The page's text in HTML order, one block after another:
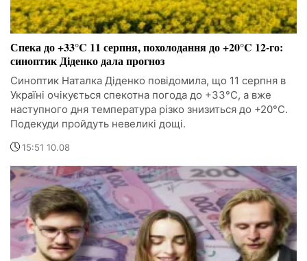
Спека до +33°C 11 серпня, похолодання до +20°C 12-го:
синоптик Діденко дала прогноз
Синоптик Наталка Діденко повідомила, що 11 серпня в
Україні очікується спекотна погода до +33°C, а вже
наступного дня температура різко знизиться до +20°C.
Подекуди пройдуть невеликі дощі.
15:51 10.08